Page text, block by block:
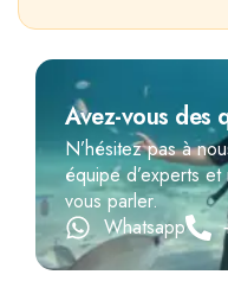
Avez-vous des
N’hésitez pas à
équipe d’experts
vous parler.
Whatsapp